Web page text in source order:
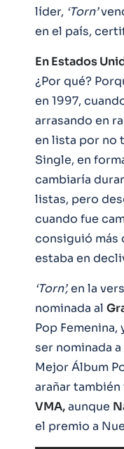
líder, ‘Torn’
en el país,
En Estados
¿Por qué?
en 1997,
arrasando en
en lista por no
Single, en
cambiaría
listas, pero
cuando fue
consiguió más
estaba en
‘Torn’,en la
nominada al
Pop
ser nominada
Mejor Álbum
arañar
VMA,aunque
el premio a